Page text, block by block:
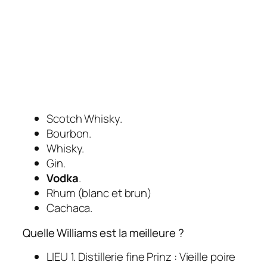
Scotch Whisky.
Bourbon.
Whisky.
Gin.
Vodka.
Rhum (blanc et brun)
Cachaca.
Quelle Williams est la meilleure ?
LIEU 1. Distillerie fine Prinz : Vieille poire